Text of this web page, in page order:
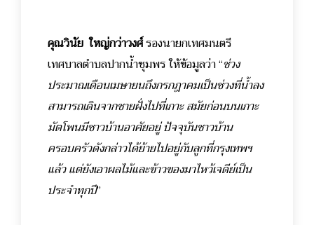
คุณวินัย ใหญ่กว่าวงศ์รองนายกเทศมนตรี
เทศบาลตำบลปากน้ำชุมพร ให้ข้อมูลว่า “ช่วง
ประมาณเดือนเมษายนถึงกรกฎาคมเป็นช่วงที่น้ำลง
สามารถเดินจากชายฝั่งไปที่เกาะ สมัยก่อนบนเกาะ
มัตโพนมีชาวบ้านอาศัยอยู่ ปัจจุบันชาวบ้าน
ครอบครัวดังกล่าวได้ย้ายไปอยู่กับลูกที่กรุงเทพฯ
แล้ว แต่ยังเอาผลไม้และข้าวของมาไหว้เจดีย์เป็น
ประจำทุกปี”